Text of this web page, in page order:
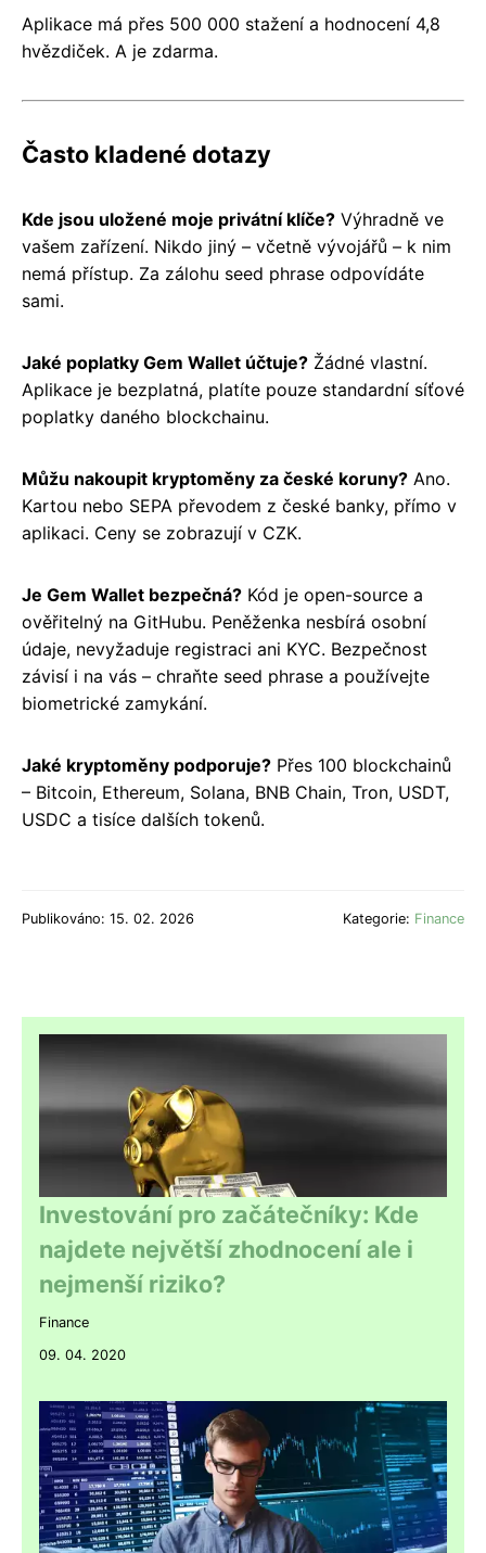
Aplikace má přes 500 000 stažení a hodnocení 4,8
hvězdiček. A je zdarma.
Často kladené dotazy
Kde jsou uložené moje privátní klíče? Výhradně ve
vašem zařízení. Nikdo jiný – včetně vývojářů – k nim
nemá přístup. Za zálohu seed phrase odpovídáte
sami.
Jaké poplatky Gem Wallet účtuje? Žádné vlastní.
Aplikace je bezplatná, platíte pouze standardní síťové
poplatky daného blockchainu.
Můžu nakoupit kryptoměny za české koruny? Ano.
Kartou nebo SEPA převodem z české banky, přímo v
aplikaci. Ceny se zobrazují v CZK.
Je Gem Wallet bezpečná? Kód je open-source a
ověřitelný na GitHubu. Peněženka nesbírá osobní
údaje, nevyžaduje registraci ani KYC. Bezpečnost
závisí i na vás – chraňte seed phrase a používejte
biometrické zamykání.
Jaké kryptoměny podporuje? Přes 100 blockchainů
– Bitcoin, Ethereum, Solana, BNB Chain, Tron, USDT,
USDC a tisíce dalších tokenů.
Publikováno: 15. 02. 2026 Kategorie: Finance
Investování pro začátečníky: Kde
najdete největší zhodnocení ale i
nejmenší riziko?
Finance
09. 04. 2020